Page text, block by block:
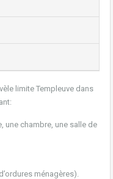
limite Templeuve dans
une chambre, une salle de
ménagères).